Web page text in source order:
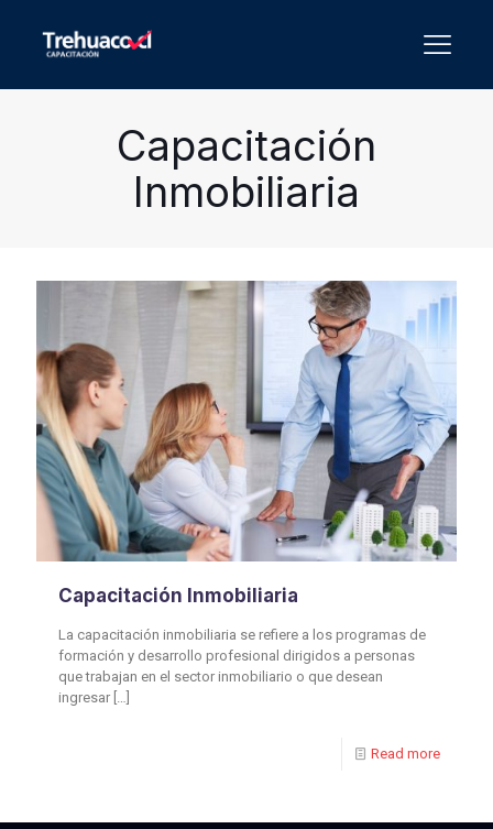
Capacitación
Inmobiliaria
Capacitación Inmobiliaria
La capacitación inmobiliaria se refiere a los programas de
formación y desarrollo profesional dirigidos a personas
que trabajan en el sector inmobiliario o que desean
ingresar […]
Read more